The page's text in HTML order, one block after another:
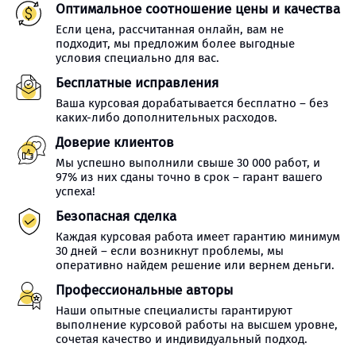
Оптимальное соотношение цены и качества
Если цена, рассчитанная онлайн, вам не
подходит, мы предложим более выгодные
условия специально для вас.
Бесплатные исправления
Ваша курсовая дорабатывается бесплатно – без
каких-либо дополнительных расходов.
Доверие клиентов
Мы успешно выполнили свыше 30 000 работ, и
97% из них сданы точно в срок – гарант вашего
успеха!
Безопасная сделка
Каждая курсовая работа имеет гарантию минимум
30 дней – если возникнут проблемы, мы
оперативно найдем решение или вернем деньги.
Профессиональные авторы
Наши опытные специалисты гарантируют
выполнение курсовой работы на высшем уровне,
сочетая качество и индивидуальный подход.